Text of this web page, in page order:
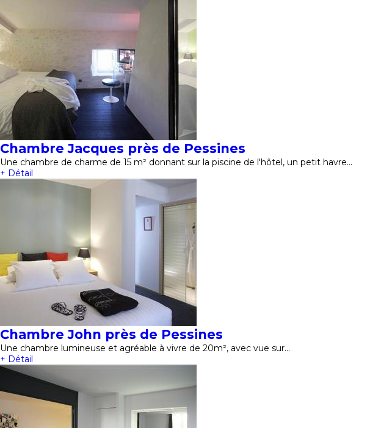
Chambre Jacques près de Pessines
Une chambre de charme de 15 m² donnant sur la piscine de l'hôtel, un petit havre…
+ Détail
Chambre John près de Pessines
Une chambre lumineuse et agréable à vivre de 20m², avec vue sur…
+ Détail